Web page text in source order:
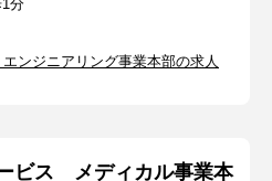
分
ンジニアリング事業本部の求人
ビス メディカル事業本